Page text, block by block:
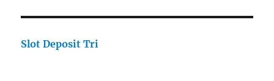
Slot Deposit Tri